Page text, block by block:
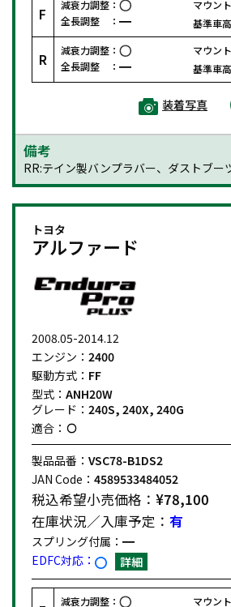
F
減衰力調整：
全長調整 ：
マウント
基準車
R
減衰力調整：
全長調整 ：
マウント
基準車
装着写真
備考
RR:テイン製バンプラバー、ダストブー
トヨタ
アルファード
2008.05-2014.12
エンジン： 2400
駆動方式： FF
型式： ANH20W
グレード： 240S, 240X, 240G
適合：
製品品番： VSC78-B1DS2
JAN Code： 4589533484052
税込希望小売価格： ¥78,100
在庫状況／入庫予定： 有
スプリング付属：
EDFC対応：
詳細
減衰力調整：
マウント